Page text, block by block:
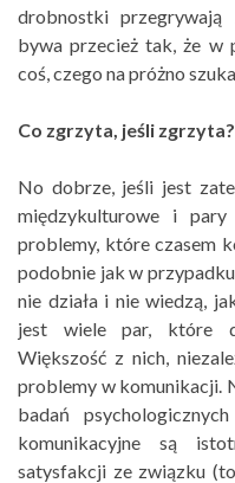
drobnostki
bywa przecież tak, że w
coś, czego na próżno
Co zgrzyta, jeśli zgrzyta?
No dobrze, jeśli jest
międzykulturowe i pary
problemy, które czasem
podobnie jak w
nie działa i nie wiedzą,
jest wiele par, które
Większość z nich,
problemy w komunikacji.
badań
komunikacyjne są
satysfakcji ze związku